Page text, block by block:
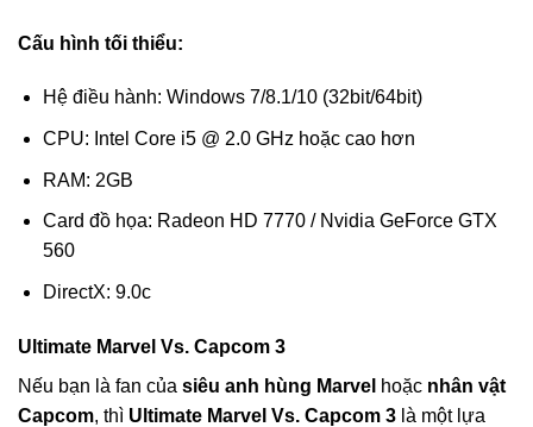
Cấu hình tối thiểu:
Hệ điều hành: Windows 7/8.1/10 (32bit/64bit)
CPU: Intel Core i5 @ 2.0 GHz hoặc cao hơn
RAM: 2GB
Card đồ họa: Radeon HD 7770 / Nvidia GeForce GTX
560
DirectX: 9.0c
Ultimate Marvel Vs. Capcom 3
Nếu bạn là fan của siêu anh hùng Marvel hoặc nhân vật
Capcom, thì Ultimate Marvel Vs. Capcom 3 là một lựa